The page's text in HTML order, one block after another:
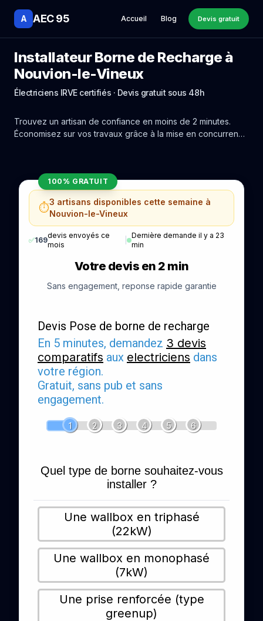
A AEC 95 Accueil Blog Devis gratuit
Installateur Borne de Recharge à
Nouvion-le-Vineux
Électriciens IRVE certifiés · Devis gratuit sous 48h
Trouvez un artisan de confiance en moins de 2 minutes.
Économisez sur vos travaux grâce à la mise en concurrence
100% GRATUIT
⏱️3 artisans disponibles cette semaine à
Nouvion-le-Vineux
✅169
devis envoyés ce
mois
|
Dernière demande il y a 23
min
Votre devis en 2 min
Sans engagement, reponse rapide garantie
Devis Pose de borne de recharge
En 5 minutes, demandez 3 devis
comparatifs aux electriciens dans
votre région.
Gratuit, sans pub et sans
engagement.
1 2 3 4 5 6
Quel type de borne souhaitez-vous
installer ?
Une wallbox en triphasé
(22kW)
Une wallbox en monophasé
(7kW)
Une prise renforcée (type
greenup)